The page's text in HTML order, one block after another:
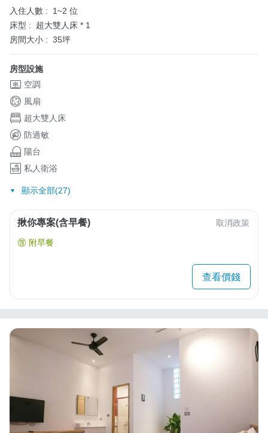
入住人數 :
1~2 位
床型 :
超大雙人床 * 1
房間大小 : 35坪
房型設施
空調
風扇
超大雙人床
防過敏
陽台
私人衛浴
顯示全部(27)
揪你專案(含早餐) 取消政策
附早餐
查看價錢